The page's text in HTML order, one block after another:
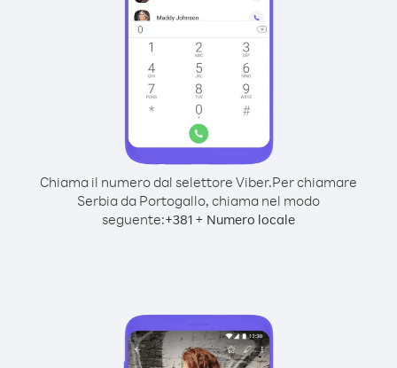
Chiama il numero dal selettore Viber.Per chiamare
Serbia da Portogallo, chiama nel modo
seguente:+381 + Numero locale